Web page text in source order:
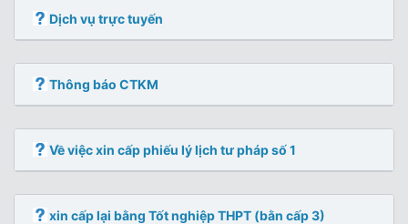
Dịch vụ trực tuyến
Thông báo CTKM
Về việc xin cấp phiếu lý lịch tư pháp số 1
xin cấp lại bằng Tốt nghiệp THPT (bằn cấp 3)